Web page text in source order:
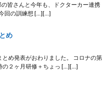
皆さんと今年も、ドクターカー連携
回の訓練想 […][…]
め
とめ発表がおわりました。 コロナの第
の２ヶ月研修＋ちょっ […][…]